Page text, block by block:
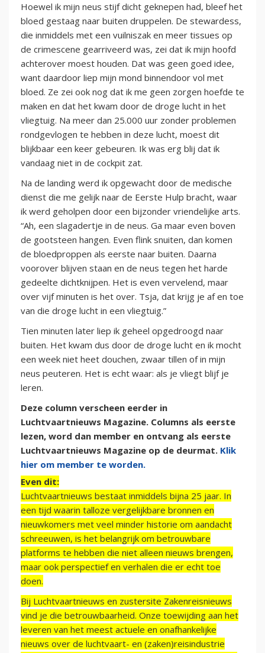
Hoewel ik mijn neus stijf dicht geknepen had, bleef het
bloed gestaag naar buiten druppelen. De stewardess,
die inmiddels met een vuilniszak en meer tissues op
de crimescene gearriveerd was, zei dat ik mijn hoofd
achterover moest houden. Dat was geen goed idee,
want daardoor liep mijn mond binnendoor vol met
bloed. Ze zei ook nog dat ik me geen zorgen hoefde te
maken en dat het kwam door de droge lucht in het
vliegtuig. Na meer dan 25.000 uur zonder problemen
rondgevlogen te hebben in deze lucht, moest dit
blijkbaar een keer gebeuren. Ik was erg blij dat ik
vandaag niet in de cockpit zat.
Na de landing werd ik opgewacht door de medische
dienst die me gelijk naar de Eerste Hulp bracht, waar
ik werd geholpen door een bijzonder vriendelijke arts.
“Ah, een slagadertje in de neus. Ga maar even boven
de gootsteen hangen. Even flink snuiten, dan komen
de bloedproppen als eerste naar buiten. Daarna
voorover blijven staan en de neus tegen het harde
gedeelte dichtknijpen. Het is even vervelend, maar
over vijf minuten is het over. Tsja, dat krijg je af en toe
van die droge lucht in een vliegtuig.”
Tien minuten later liep ik geheel opgedroogd naar
buiten. Het kwam dus door de droge lucht en ik mocht
een week niet heet douchen, zwaar tillen of in mijn
neus peuteren. Het is echt waar: als je vliegt blijf je
leren.
Deze column verscheen eerder in
Luchtvaartnieuws Magazine. Columns als eerste
lezen, word dan member en ontvang als eerste
Luchtvaartnieuws Magazine op de deurmat. Klik
hier om member te worden.
Even dit:
Luchtvaartnieuws bestaat inmiddels bijna 25 jaar. In
een tijd waarin talloze vergelijkbare bronnen en
nieuwkomers met veel minder historie om aandacht
schreeuwen, is het belangrijk om betrouwbare
platforms te hebben die niet alleen nieuws brengen,
maar ook perspectief en verhalen die er echt toe
doen.
Bij Luchtvaartnieuws en zustersite Zakenreisnieuws
vind je die betrouwbaarheid. Onze toewijding aan het
leveren van het meest actuele en onafhankelijke
nieuws over de luchtvaart- en (zaken)reisindustrie